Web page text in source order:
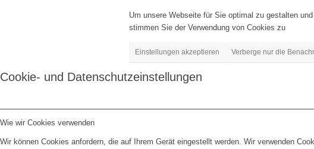
Um unsere Webseite für Sie optimal zu gestalten
stimmen Sie der Verwendung von Cookies zu
Einstellungen akzeptieren Verberge nur die
Cookie- und Datenschutzeinstellungen
Wie wir Cookies verwenden
Wir können Cookies anfordern, die auf Ihrem Gerät eingestellt werden. Wir verwenden